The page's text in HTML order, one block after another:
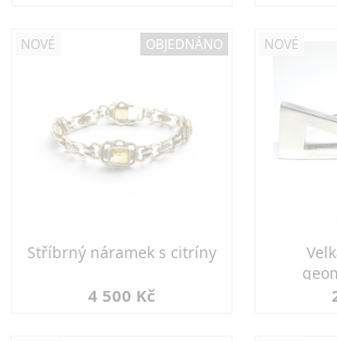
NOVÉ OBJEDNÁNO
Stříbrný náramek s citríny
4 500 Kč
NOVÉ